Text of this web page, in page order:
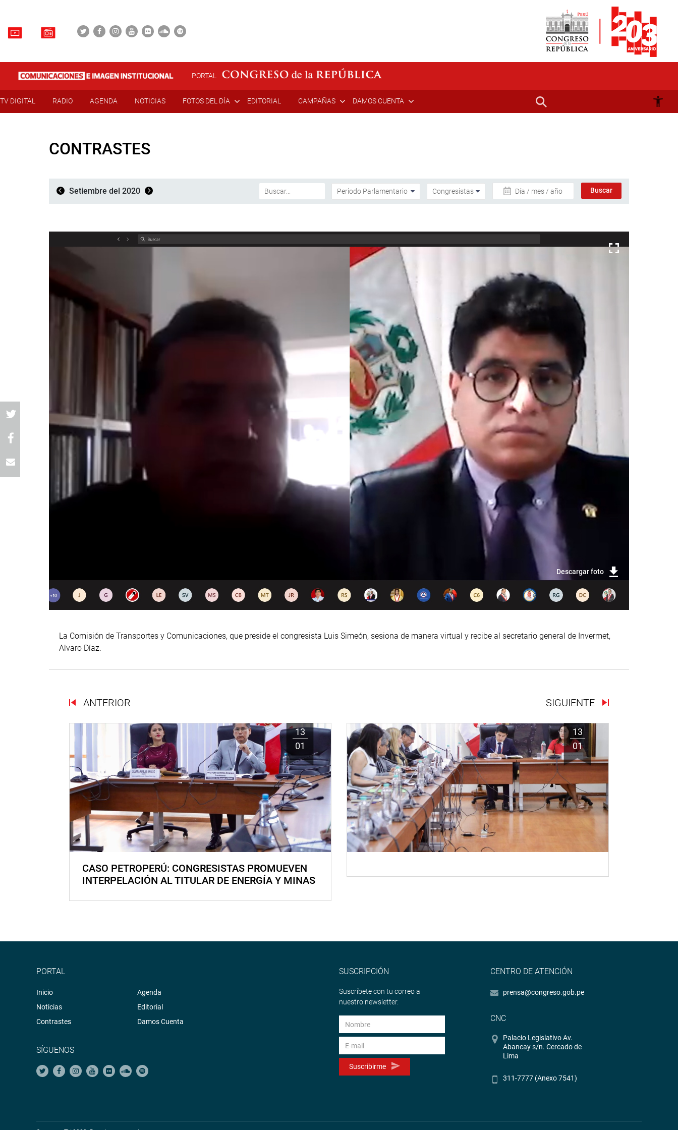
PORTAL
TV DIGITAL RADIO AGENDA NOTICIAS FOTOS DEL DÍA EDITORIAL CAMPAÑAS DAMOS CUENTA
CONTRASTES
Setiembre del 2020 Día / mes / año
Descargar foto
La Comisión de Transportes y Comunicaciones, que preside el congresista Luis Simeón, sesiona de manera virtual y recibe al secretario general de Invermet,
Alvaro Díaz.
ANTERIOR SIGUIENTE
13
01
CASO PETROPERÚ: CONGRESISTAS PROMUEVEN
INTERPELACIÓN AL TITULAR DE ENERGÍA Y MINAS
13
01
PORTAL
Inicio
Noticias
Contrastes
Agenda
Editorial
Damos Cuenta
SÍGUENOS
SUSCRIPCIÓN
Suscríbete con tu correo a
nuestro newsletter.
Suscribirme
CENTRO DE ATENCIÓN
prensa@congreso.gob.pe
CNC
Palacio Legislativo Av.
Abancay s/n. Cercado de
Lima
311-7777 (Anexo 7541)